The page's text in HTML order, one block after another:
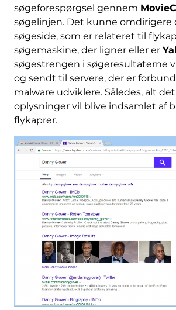
søgeforespørgsel gennem
søgelinjen. Det kunne omdirigere
søgeside, som er relateret til
søgemaskine, der ligner eller er
søgestrengen i søgeresultaterne
og sendt til servere, der er
malware udviklere. Således, alt
oplysninger vil blive indsamlet af
flykaprer.